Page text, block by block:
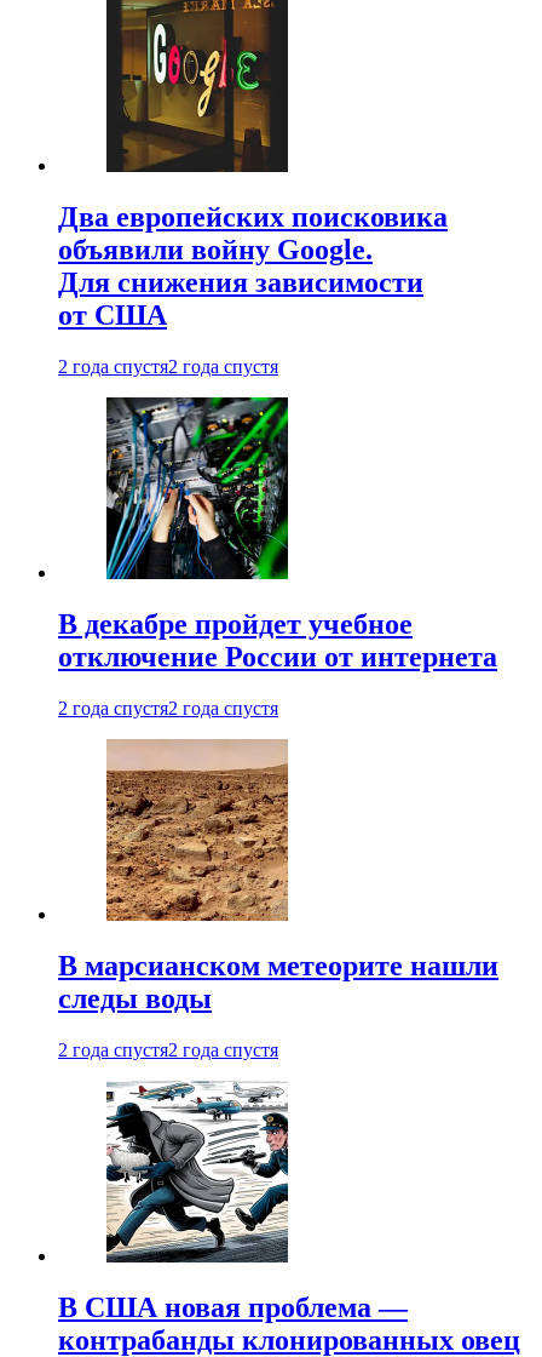
Два европейских поисковика
объявили войну Google.
Для снижения зависимости
от США
2 года спустя2 года спустя
В декабре пройдет учебное
отключение России от интернета
2 года спустя2 года спустя
В марсианском метеорите нашли
следы воды
2 года спустя2 года спустя
В США новая проблема —
контрабанды клонированных овец